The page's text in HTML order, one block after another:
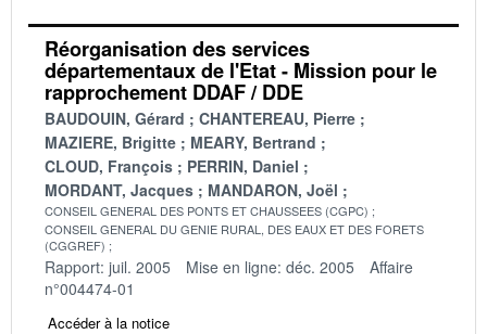
Réorganisation des services
départementaux de l'Etat - Mission pour le
rapprochement DDAF / DDE
BAUDOUIN, Gérard
CHANTEREAU, Pierre
MAZIERE, Brigitte
MEARY, Bertrand
CLOUD, François
PERRIN, Daniel
MORDANT, Jacques
MANDARON, Joël
CONSEIL GENERAL DES PONTS ET CHAUSSEES (CGPC)
CONSEIL GENERAL DU GENIE RURAL, DES EAUX ET DES FORETS
(CGGREF)
Rapport: juil. 2005 Mise en ligne: déc. 2005
Affaire
n°004474-01
Accéder à la notice